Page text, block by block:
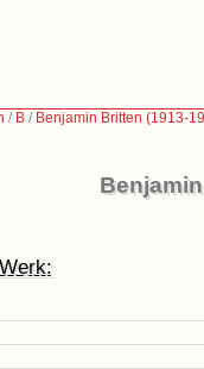
/ B / Benjamin Britten (1913-